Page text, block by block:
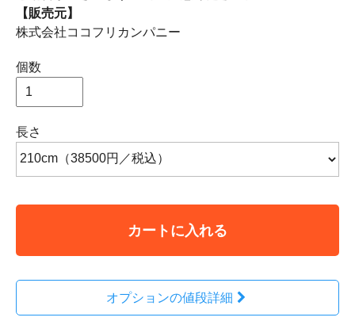
【販売元】
株式会社ココフリカンパニー
個数
長さ
カートに入れる
オプションの値段詳細